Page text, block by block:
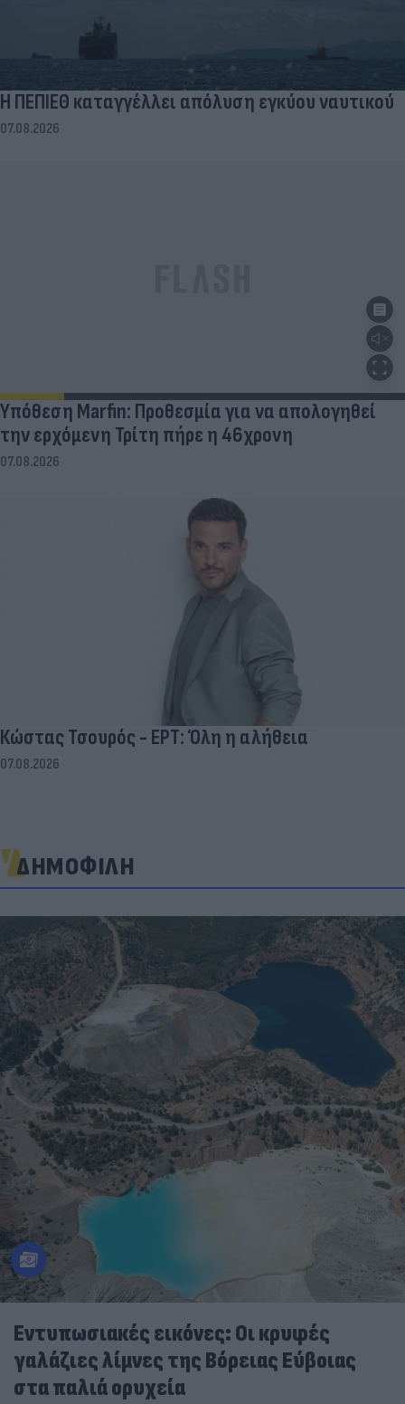
Η ΠΕΠΙΕΘ καταγγέλλει απόλυση εγκύου ναυτικού
07.08.2026
Υπόθεση Marfin: Προθεσμία για να απολογηθεί
την ερχόμενη Τρίτη πήρε η 46χρονη
07.08.2026
Κώστας Τσουρός - ΕΡΤ: Όλη η αλήθεια
07.08.2026
ΔΗΜΟΦΙΛΗ
Εντυπωσιακές εικόνες: Οι κρυφές
γαλάζιες λίμνες της Βόρειας Εύβοιας
στα παλιά ορυχεία